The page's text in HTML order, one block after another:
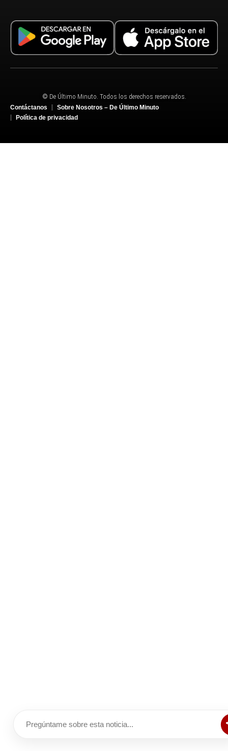
© De Último Minuto. Todos los derechos reservados.
Contáctanos
Sobre Nosotros – De Último Minuto
Política de privacidad